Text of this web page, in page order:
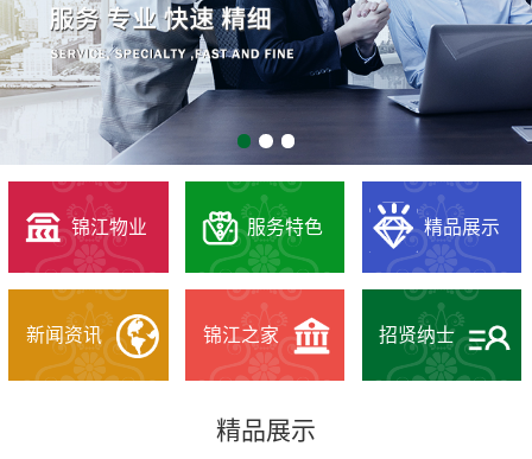
锦江物业 服务特色 精品展示
新闻资讯 锦江之家 招贤纳士
精品展示